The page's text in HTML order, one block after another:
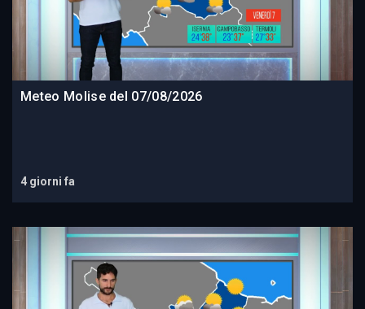
Meteo Molise del 07/08/2026
4 giorni fa